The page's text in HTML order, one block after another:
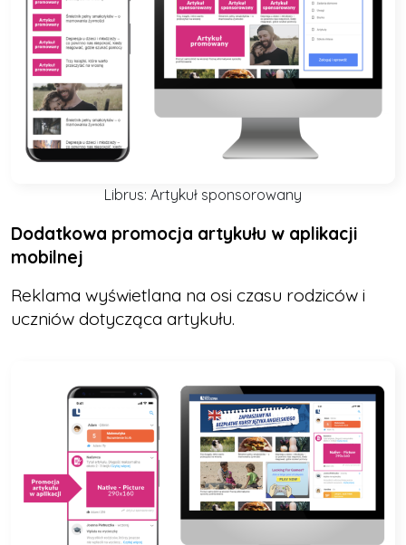
Librus: Artykuł sponsorowany
Dodatkowa promocja artykułu w aplikacji
mobilnej
Reklama wyświetlana na osi czasu rodziców i
uczniów dotycząca artykułu.